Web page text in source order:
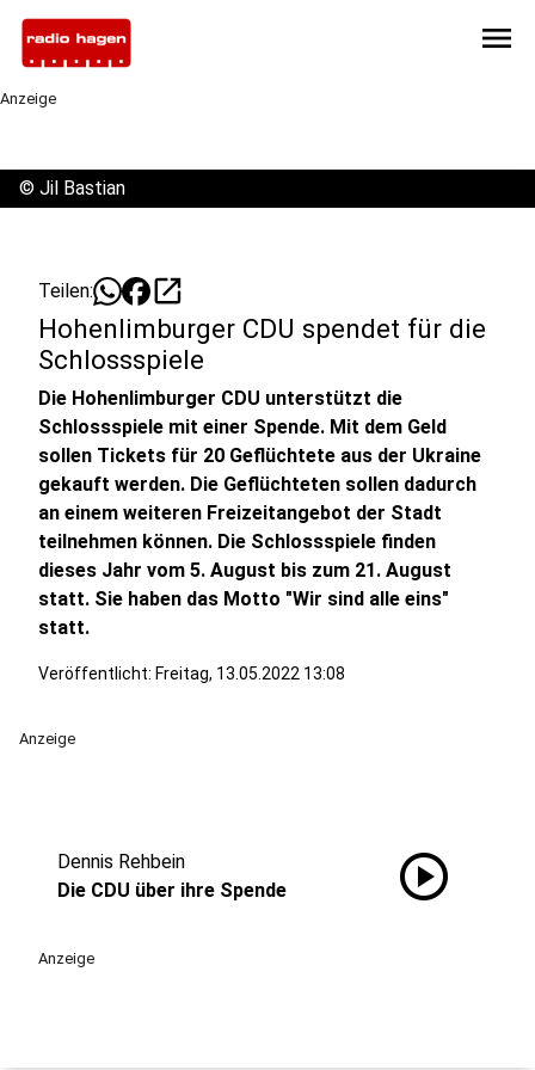
menu
Anzeige
© Jil Bastian
Teilen: open_in_new
Hohenlimburger CDU spendet für die
Schlossspiele
Die Hohenlimburger CDU unterstützt die
Schlossspiele mit einer Spende. Mit dem Geld
sollen Tickets für 20 Geflüchtete aus der Ukraine
gekauft werden. Die Geflüchteten sollen dadurch
an einem weiteren Freizeitangebot der Stadt
teilnehmen können. Die Schlossspiele finden
dieses Jahr vom 5. August bis zum 21. August
statt. Sie haben das Motto "Wir sind alle eins"
statt.
Veröffentlicht: Freitag, 13.05.2022 13:08
Anzeige
Dennis Rehbein
Die CDU über ihre Spende
play_circle
Anzeige